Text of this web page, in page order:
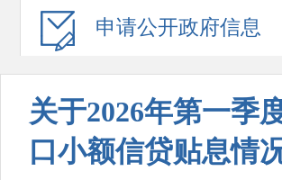
申请公开政府信息
关于2026年第一季
口小额信贷贴息情